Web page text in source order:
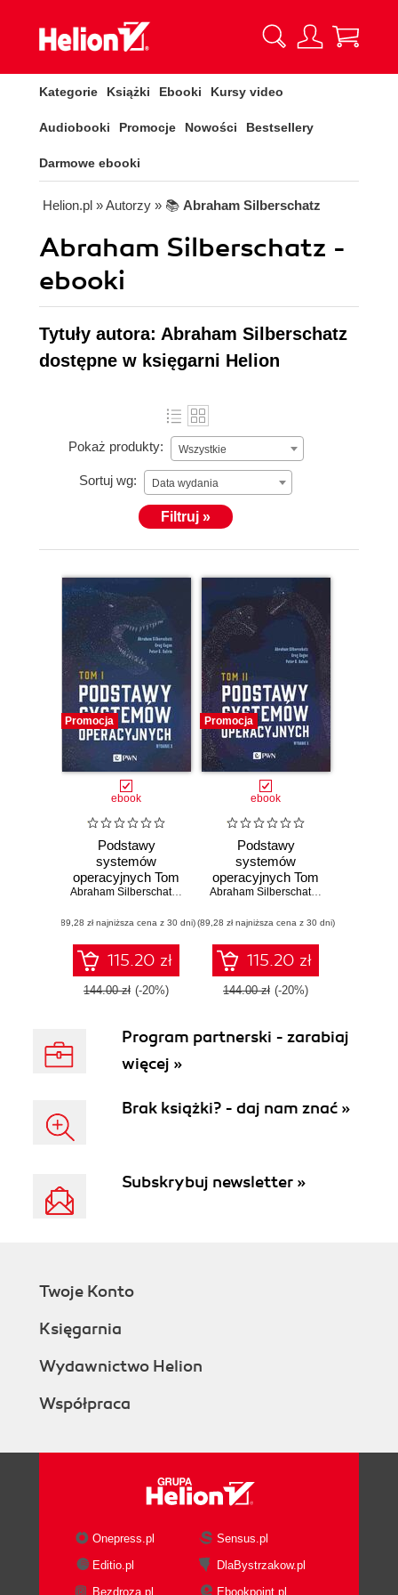
Kategorie Książki Ebooki Kursy video
Audiobooki Promocje Nowości Bestsellery
Darmowe ebooki
Helion.pl » Autorzy » 📚 Abraham Silberschatz
Abraham Silberschatz -
ebooki
Tytuły autora: Abraham Silberschatz
dostępne w księgarni Helion
Pokaż produkty: Wszystkie
Sortuj wg: Data wydania
Filtruj »
Promocja
ebook
Podstawy
systemów
operacyjnych Tom
I
Abraham Silberschatz
, Greg Gagne,Peter B. Galvin
(89,28 zł najniższa cena z 30 dni)
115.20 zł
144.00 zł (-20%)
Promocja
ebook
Podstawy
systemów
operacyjnych Tom
II
Abraham Silberschatz
,
(89,28 zł najniższa cena z 30 dni)
115.20 zł
144.00 zł (-20%)
Program partnerski - zarabiaj
więcej »
Brak książki? - daj nam znać »
Subskrybuj newsletter »
Twoje Konto
Księgarnia
Wydawnictwo Helion
Współpraca
Onepress.pl
Sensus.pl
Editio.pl
DlaBystrzakow.pl
Bezdroza.pl
Ebookpoint.pl